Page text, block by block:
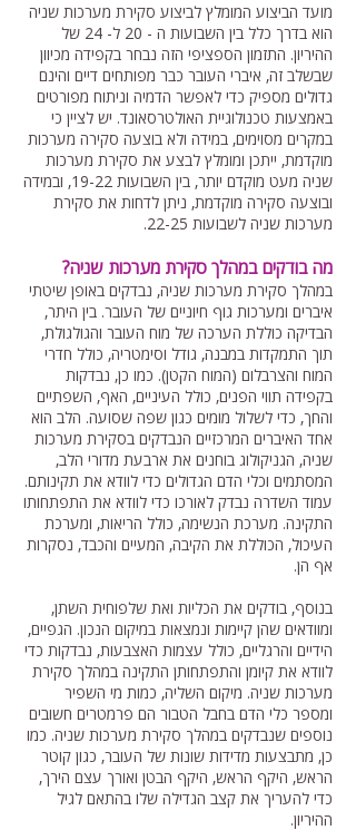
מועד הביצוע המומלץ לביצוע סקירת מערכות שניה
הוא בדרך כלל בין השבועות ה - 20 ל- 24 של
ההיריון. התזמון הספציפי הזה נבחר בקפידה מכיוון
שבשלב זה, איברי העובר כבר מפותחים דיים והינם
גדולים מספיק כדי לאפשר הדמיה וניתוח מפורטים
באמצעות טכנולוגיית האולטרסאונד. יש לציין כי
במקרים מסוימים, במידה ולא בוצעה סקירה מערכות
מוקדמת, ייתכן ומומלץ לבצע את סקירת מערכות
שניה מעט מוקדם יותר, בין השבועות 19-22, ובמידה
ובוצעה סקירה מוקדמת, ניתן לדחות את סקירת
מערכות שניה לשבועות 22-25.
מה בודקים במהלך סקירת מערכות שניה?
במהלך סקירת מערכות שניה, נבדקים באופן שיטתי
איברים ומערכות גוף חיוניים של העובר. בין היתר,
הבדיקה כוללת הערכה של מוח העובר והגולגולת,
תוך התמקדות במבנה, גודל וסימטריה, כולל חדרי
המוח והצרבלום (המוח הקטן). כמו כן, נבדקות
בקפידה תווי הפנים, כולל העיניים, האף, השפתיים
והחך, כדי לשלול מומים כגון שפה שסועה. הלב הוא
אחד האיברים המרכזיים הנבדקים בסקירת מערכות
שניה, הגניקולוג בוחנים את ארבעת מדורי הלב,
המסתמים וכלי הדם הגדולים כדי לוודא את תקינותם.
עמוד השדרה נבדק לאורכו כדי לוודא את התפתחותו
התקינה. מערכת הנשימה, כולל הריאות, ומערכת
העיכול, הכוללת את הקיבה, המעיים והכבד, נסקרות
אף הן.
בנוסף, בודקים את הכליות ואת שלפוחית השתן,
ומוודאים שהן קיימות ונמצאות במיקום הנכון. הגפיים,
הידיים והרגליים, כולל עצמות האצבעות, נבדקות כדי
לוודא את קיומן והתפתחותן התקינה במהלך סקירת
מערכות שניה. מיקום השליה, כמות מי השפיר
ומספר כלי הדם בחבל הטבור הם פרמטרים חשובים
נוספים שנבדקים במהלך סקירת מערכות שניה. כמו
כן, מתבצעות מדידות שונות של העובר, כגון קוטר
הראש, היקף הראש, היקף הבטן ואורך עצם הירך,
כדי להעריך את קצב הגדילה שלו בהתאם לגיל
ההיריון.